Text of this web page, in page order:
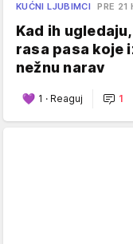
KUĆNI LJUBIMCI PRE 21
Kad ih
rasa pasa koje
nežnu narav
1 · Reaguj 1